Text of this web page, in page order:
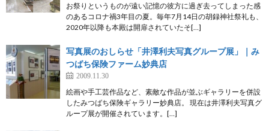
お祭りというものが遠い記憶の彼方に過ぎ去ってしまった感
のあるコロナ禍3年目の夏。毎年7月14日の胡録神社祭礼も、
2020年以降も本殿は開扉されていたそ[…]
写真展のおしらせ「井澤利夫写真グループ展」｜み
つばち保険ファーム妙典店
2009.11.30
絵画や手工芸作品など、素敵な作品が並ぶギャラリーを併設
したみつばち保険ギャラリー妙典店。 現在は井澤利夫写真グ
ループ展が開催されています。[…]